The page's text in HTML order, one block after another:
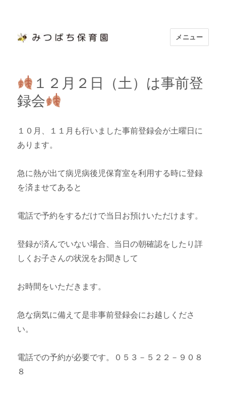
メニュー
１２月２日（土）は事前登
録会
１０月、１１月も行いました事前登録会が土曜日に
あります。
急に熱が出て病児病後児保育室を利用する時に登録
を済ませてあると
電話で予約をするだけで当日お預けいただけます。
登録が済んでいない場合、当日の朝確認をしたり詳
しくお子さんの状況をお聞きして
お時間をいただきます。
急な病気に備えて是非事前登録会にお越しくださ
い。
電話での予約が必要です。０５３－５２２－９０８
８